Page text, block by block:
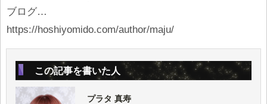
ブログ…
https://hoshiyomido.com/author/maju/
この記事を書いた人
プラタ 真寿